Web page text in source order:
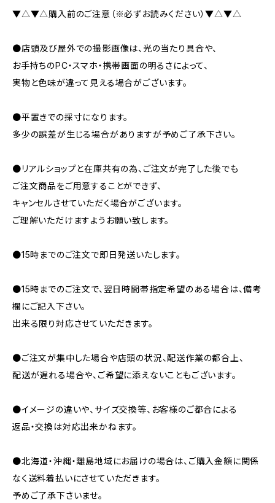
▼△▼△購入前のご注意（※必ずお読みください）▼△▼△
●店頭及び屋外での撮影画像は、光の当たり具合や、
お手持ちのPC・スマホ・携帯画面の明るさによって、
実物と色味が違って見える場合がございます。
●平置きでの採寸になります。
多少の誤差が生じる場合がありますが予めご了承下さい。
●リアルショップと在庫共有の為、ご注文が完了した後でも
ご注文商品をご用意することができず、
キャンセルさせていただく場合がございます。
ご理解いただけますようお願い致します。
●15時までのご注文で即日発送いたします。
●15時までのご注文で、翌日時間帯指定希望のある場合は、備考
欄にご記入下さい。
出来る限り対応させていただきます。
●ご注文が集中した場合や店頭の状況、配送作業の都合上、
配送が遅れる場合や、ご希望に添えないこともございます。
●イメージの違いや、サイズ交換等、お客様のご都合による
返品・交換は対応出来かねます。
●北海道・沖縄・離島地域にお届けの場合は、ご購入金額に関係
なく送料着払いにさせていただきます。
予めご了承下さいませ。